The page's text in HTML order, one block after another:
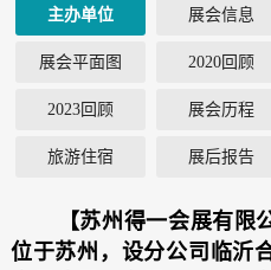
主办单位 展会信息
展会平面图 2020回顾
2023回顾 展会历程
旅游住宿 展后报告
【苏州得一会展有限公
位于苏州，设分公司临沂